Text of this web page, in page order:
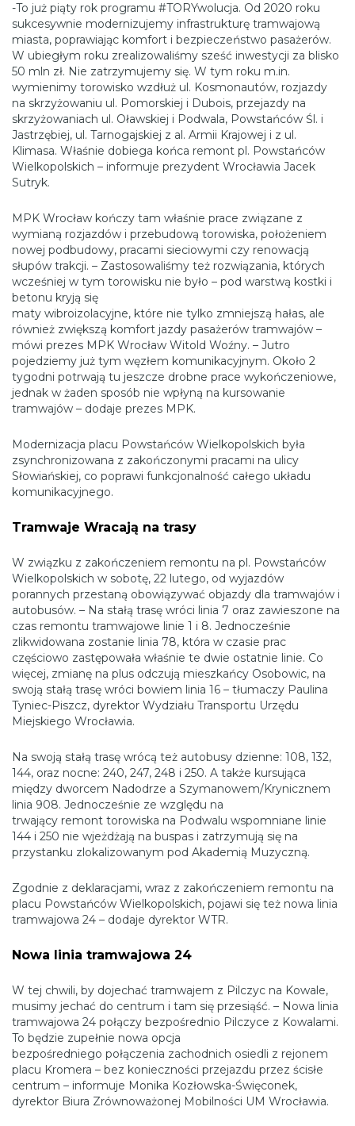
-To już piąty rok programu #TORYwolucja. Od 2020 roku
sukcesywnie modernizujemy infrastrukturę tramwajową
miasta, poprawiając komfort i bezpieczeństwo pasażerów.
W ubiegłym roku zrealizowaliśmy sześć inwestycji za blisko
50 mln zł. Nie zatrzymujemy się. W tym roku m.in.
wymienimy torowisko wzdłuż ul. Kosmonautów, rozjazdy
na skrzyżowaniu ul. Pomorskiej i Dubois, przejazdy na
skrzyżowaniach ul. Oławskiej i Podwala, Powstańców Śl. i
Jastrzębiej, ul. Tarnogajskiej z al. Armii Krajowej i z ul.
Klimasa. Właśnie dobiega końca remont pl. Powstańców
Wielkopolskich – informuje prezydent Wrocławia Jacek
Sutryk.
MPK Wrocław kończy tam właśnie prace związane z
wymianą rozjazdów i przebudową torowiska, położeniem
nowej podbudowy, pracami sieciowymi czy renowacją
słupów trakcji. – Zastosowaliśmy też rozwiązania, których
wcześniej w tym torowisku nie było – pod warstwą kostki i
betonu kryją się
maty wibroizolacyjne, które nie tylko zmniejszą hałas, ale
również zwiększą komfort jazdy pasażerów tramwajów –
mówi prezes MPK Wrocław Witold Woźny. – Jutro
pojedziemy już tym węzłem komunikacyjnym. Około 2
tygodni potrwają tu jeszcze drobne prace wykończeniowe,
jednak w żaden sposób nie wpłyną na kursowanie
tramwajów – dodaje prezes MPK.
Modernizacja placu Powstańców Wielkopolskich była
zsynchronizowana z zakończonymi pracami na ulicy
Słowiańskiej, co poprawi funkcjonalność całego układu
komunikacyjnego.
Tramwaje Wracają na trasy
W związku z zakończeniem remontu na pl. Powstańców
Wielkopolskich w sobotę, 22 lutego, od wyjazdów
porannych przestaną obowiązywać objazdy dla tramwajów i
autobusów. – Na stałą trasę wróci linia 7 oraz zawieszone na
czas remontu tramwajowe linie 1 i 8. Jednocześnie
zlikwidowana zostanie linia 78, która w czasie prac
częściowo zastępowała właśnie te dwie ostatnie linie. Co
więcej, zmianę na plus odczują mieszkańcy Osobowic, na
swoją stałą trasę wróci bowiem linia 16 – tłumaczy Paulina
Tyniec-Piszcz, dyrektor Wydziału Transportu Urzędu
Miejskiego Wrocławia.
Na swoją stałą trasę wrócą też autobusy dzienne: 108, 132,
144, oraz nocne: 240, 247, 248 i 250. A także kursująca
między dworcem Nadodrze a Szymanowem/Krynicznem
linia 908. Jednocześnie ze względu na
trwający remont torowiska na Podwalu wspomniane linie
144 i 250 nie wjeżdżają na buspas i zatrzymują się na
przystanku zlokalizowanym pod Akademią Muzyczną.
Zgodnie z deklaracjami, wraz z zakończeniem remontu na
placu Powstańców Wielkopolskich, pojawi się też nowa linia
tramwajowa 24 – dodaje dyrektor WTR.
Nowa linia tramwajowa 24
W tej chwili, by dojechać tramwajem z Pilczyc na Kowale,
musimy jechać do centrum i tam się przesiąść. – Nowa linia
tramwajowa 24 połączy bezpośrednio Pilczyce z Kowalami.
To będzie zupełnie nowa opcja
bezpośredniego połączenia zachodnich osiedli z rejonem
placu Kromera – bez konieczności przejazdu przez ścisłe
centrum – informuje Monika Kozłowska-Święconek,
dyrektor Biura Zrównoważonej Mobilności UM Wrocławia.